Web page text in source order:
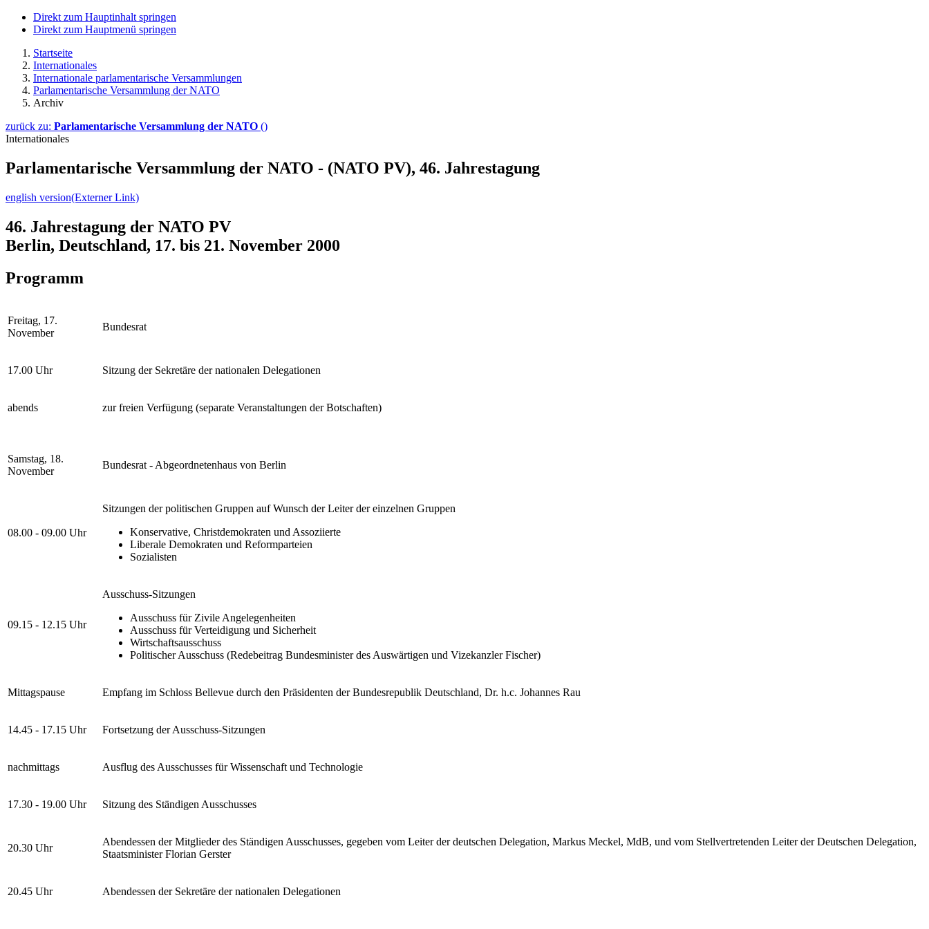
Direkt zum Hauptinhalt springen
Direkt zum Hauptmenü springen
Startseite
Internationales
Internationale parlamentarische Versammlungen
Parlamentarische Versammlung der NATO
Archiv
zurück zu: Parlamentarische Versammlung der NATO ()
Internationales
Parlamentarische Versammlung der NATO - (NATO PV), 46. Jahrestagung
english version(Externer Link)
46. Jahrestagung der NATO PV
Berlin, Deutschland, 17. bis 21. November 2000
Programm
Freitag, 17.
November
Bundesrat
17.00 Uhr Sitzung der Sekretäre der nationalen Delegationen
abends zur freien Verfügung (separate Veranstaltungen der Botschaften)
Samstag, 18.
November
Bundesrat - Abgeordnetenhaus von Berlin
08.00 - 09.00 Uhr
Sitzungen der politischen Gruppen auf Wunsch der Leiter der einzelnen Gruppen
Konservative, Christdemokraten und Assoziierte
Liberale Demokraten und Reformparteien
Sozialisten
09.15 - 12.15 Uhr
Ausschuss-Sitzungen
Ausschuss für Zivile Angelegenheiten
Ausschuss für Verteidigung und Sicherheit
Wirtschaftsausschuss
Politischer Ausschuss (Redebeitrag Bundesminister des Auswärtigen und Vizekanzler Fischer)
Mittagspause Empfang im Schloss Bellevue durch den Präsidenten der Bundesrepublik Deutschland, Dr. h.c. Johannes Rau
14.45 - 17.15 Uhr Fortsetzung der Ausschuss-Sitzungen
nachmittags Ausflug des Ausschusses für Wissenschaft und Technologie
17.30 - 19.00 Uhr Sitzung des Ständigen Ausschusses
20.30 Uhr
Abendessen der Mitglieder des Ständigen Ausschusses, gegeben vom Leiter der deutschen Delegation, Markus Meckel, MdB, und vom Stellvertretenden Leiter der Deutschen Delegation,
Staatsminister Florian Gerster
20.45 Uhr Abendessen der Sekretäre der nationalen Delegationen